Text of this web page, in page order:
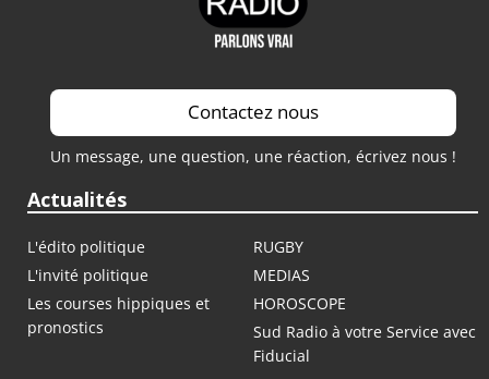
Contactez nous
Un message, une question, une réaction, écrivez nous !
Actualités
L'édito politique
RUGBY
L'invité politique
MEDIAS
Les courses hippiques et
pronostics
HOROSCOPE
Sud Radio à votre Service avec
Fiducial